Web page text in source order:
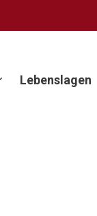
Lebenslagen